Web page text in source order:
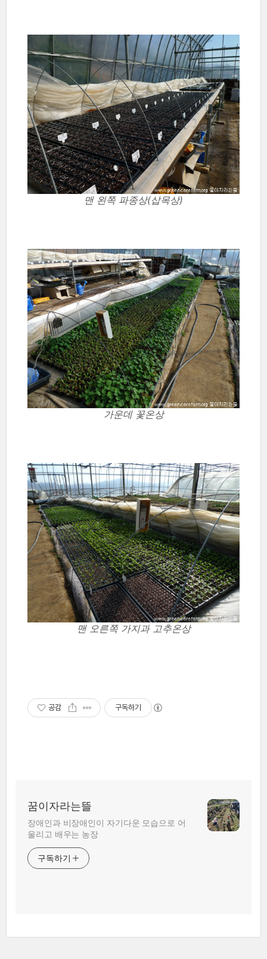
맨 왼쪽 파종상(삽목상)
가운데 꽃온상
맨 오른쪽 가지과 고추온상
공감 구독하기
꿈이자라는뜰
장애인과 비장애인이 자기다운 모습으로 어
울리고 배우는 농장
구독하기